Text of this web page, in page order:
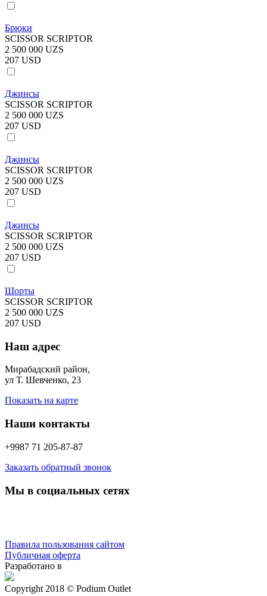
Брюки
SCISSOR SCRIPTOR
2 500 000 UZS
207 USD
Джинсы
SCISSOR SCRIPTOR
2 500 000 UZS
207 USD
Джинсы
SCISSOR SCRIPTOR
2 500 000 UZS
207 USD
Джинсы
SCISSOR SCRIPTOR
2 500 000 UZS
207 USD
Шорты
SCISSOR SCRIPTOR
2 500 000 UZS
207 USD
Наш адрес
Мирабадский район,
ул Т. Шевченко, 23
Показать на карте
Наши контакты
+9987 71 205-87-87
Заказать обратный звонок
Мы в социальных сетях
Правила пользования сайтом
Публичная оферта
Разработано в
Copyright 2018 © Podium Outlet